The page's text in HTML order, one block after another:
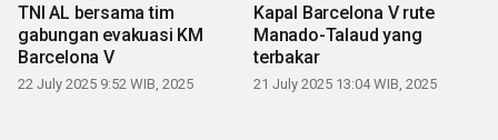
TNI AL bersama tim
gabungan evakuasi KM
Barcelona V
22 July 2025 9:52 WIB, 2025
Kapal Barcelona V rute
Manado-Talaud yang
terbakar
21 July 2025 13:04 WIB, 2025